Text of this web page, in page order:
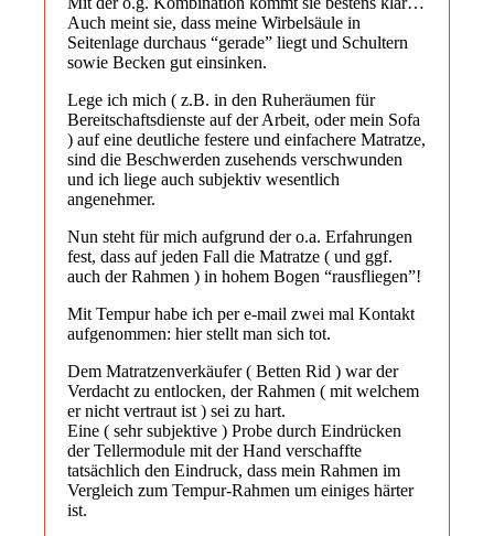
Auch meint sie, dass meine Wirbelsäule in
Seitenlage durchaus “gerade” liegt und Schultern
sowie Becken gut einsinken.
Lege ich mich ( z.B. in den Ruheräumen für
Bereitschaftsdienste auf der Arbeit, oder mein Sofa
) auf eine deutliche festere und einfachere Matratze,
sind die Beschwerden zusehends verschwunden
und ich liege auch subjektiv wesentlich
angenehmer.
Nun steht für mich aufgrund der o.a. Erfahrungen
fest, dass auf jeden Fall die Matratze ( und ggf.
auch der Rahmen ) in hohem Bogen “rausfliegen”!
Mit Tempur habe ich per e-mail zwei mal Kontakt
aufgenommen: hier stellt man sich tot.
Dem Matratzenverkäufer ( Betten Rid ) war der
Verdacht zu entlocken, der Rahmen ( mit welchem
er nicht vertraut ist ) sei zu hart.
Eine ( sehr subjektive ) Probe durch Eindrücken
der Tellermodule mit der Hand verschaffte
tatsächlich den Eindruck, dass mein Rahmen im
Vergleich zum Tempur-Rahmen um einiges härter
ist.